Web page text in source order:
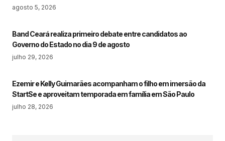
agosto 5, 2026
Band Ceará realiza primeiro debate entre candidatos ao
Governo do Estado no dia 9 de agosto
julho 29, 2026
Ezemir e Kelly Guimarães acompanham o filho em imersão da
StartSe e aproveitam temporada em família em São Paulo
julho 28, 2026